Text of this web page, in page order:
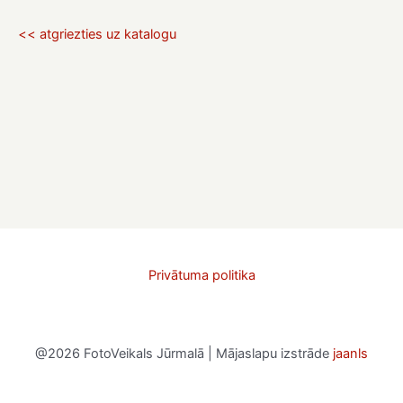
<< atgriezties uz katalogu
Privātuma politika
@2026 FotoVeikals Jūrmalā | Mājaslapu izstrāde jaanls